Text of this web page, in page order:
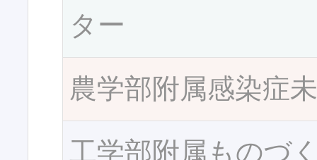
ター
農学部附属感染症
工学部附属ものづ